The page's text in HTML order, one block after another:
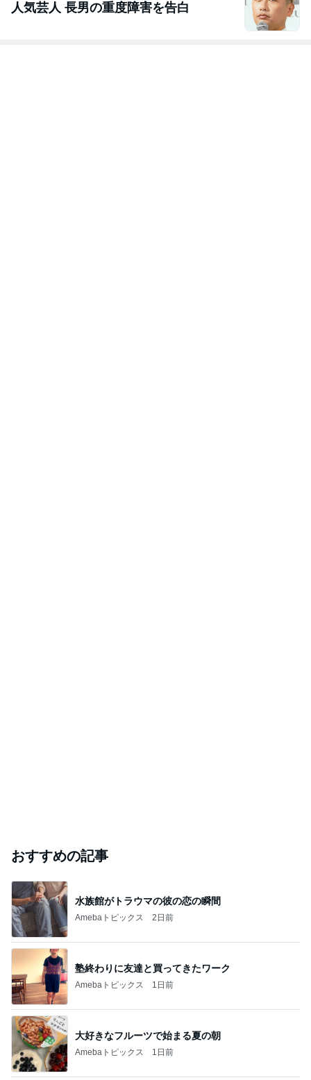
人気芸人 長男の重度障害を告白
おすすめの記事
水族館がトラウマの彼の恋の瞬間
Amebaトピックス 2日前
塾終わりに友達と買ってきたワーク
Amebaトピックス 1日前
大好きなフルーツで始まる夏の朝
Amebaトピックス 1日前